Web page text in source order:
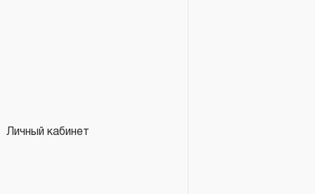
Личный кабинет